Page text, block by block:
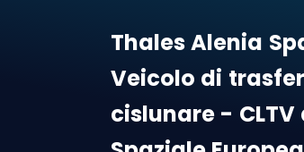
Thales Alenia
ThalesAlenia
Veicolo di
cislunare - CLTV